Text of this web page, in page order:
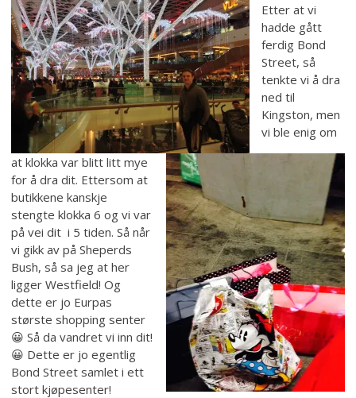
Etter at vi
hadde gått
ferdig Bond
Street, så
tenkte vi å dra
ned til
Kingston, men
vi ble enig om
at klokka var blitt litt mye
for å dra dit. Ettersom at
butikkene kanskje
stengte klokka 6 og vi var
på vei dit i 5 tiden. Så når
vi gikk av på Sheperds
Bush, så sa jeg at her
ligger Westfield! Og
dette er jo Eurpas
største shopping senter
😀 Så da vandret vi inn dit!
😀 Dette er jo egentlig
Bond Street samlet i ett
stort kjøpesenter!